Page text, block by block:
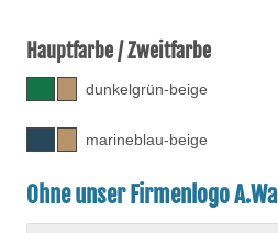
Hauptfarbe / Zweitfarbe
dunkelgrün-beige
marineblau-beige
Ohne unser Firmenlogo